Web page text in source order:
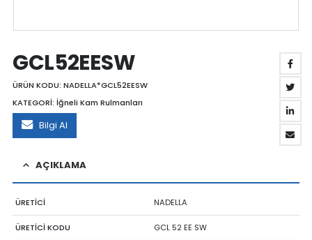
GCL52EESW
ÜRÜN KODU: NADELLA*GCL52EESW
KATEGORİ: İğneli Kam Rulmanları
Bilgi Al
AÇIKLAMA
ÜRETİCİ NADELLA
ÜRETİCİ KODU GCL 52 EE SW